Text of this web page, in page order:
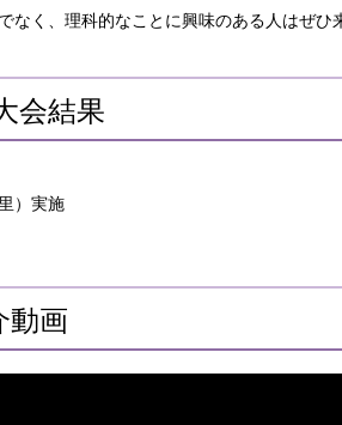
なく、理科的なことに興味のある人はぜひ
会結果
）実施
動画